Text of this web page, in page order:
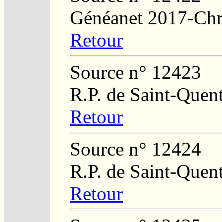
Généanet 2017-
Retour
Source n° 12423
R.P. de Saint-
Retour
Source n° 12424
R.P. de Saint-
Retour